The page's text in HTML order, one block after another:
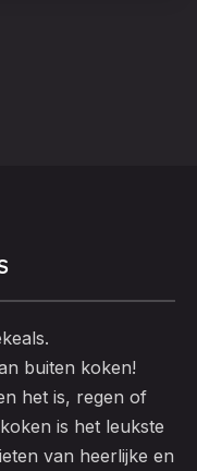
buiten koken!
het is, regen of
is het leukste
van heerlijke en